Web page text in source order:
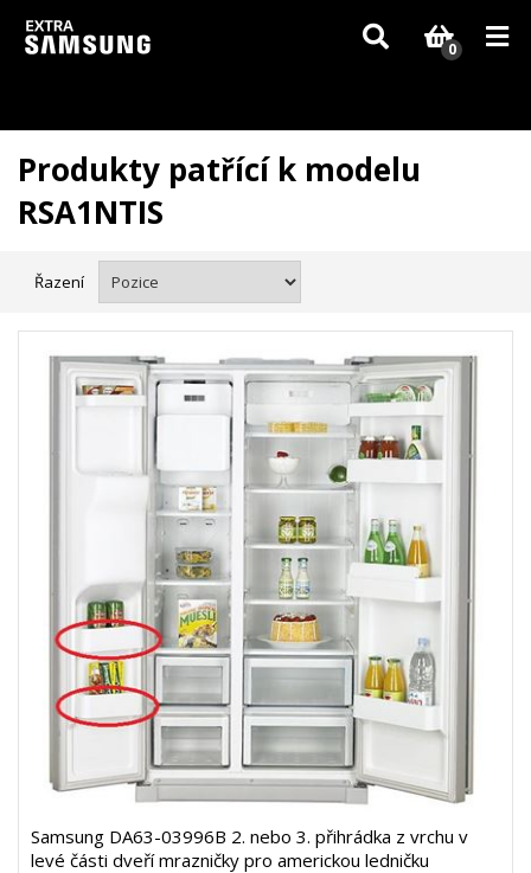
Vzhledem k aktuální situaci se může dodání dílů, které nejsou skladem,
zpozdit. Děkujeme za pochopení.
0
Produkty patřící k modelu
RSA1NTIS
Řazení
Samsung DA63-03996B 2. nebo 3. přihrádka z vrchu v
levé části dveří mrazničky pro americkou ledničku